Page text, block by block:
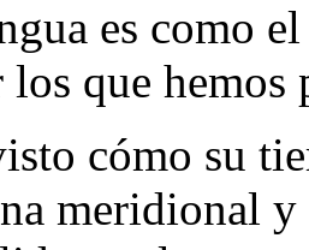
es como
los que
cómo su
meridional y